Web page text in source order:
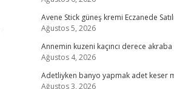
Avene Stick güneş kremi Eczanede
Ağustos 5, 2026
Annemin kuzeni kaçıncı derece akraba
Ağustos 4, 2026
Adetliyken banyo yapmak adet keser
Ağustos 3, 2026